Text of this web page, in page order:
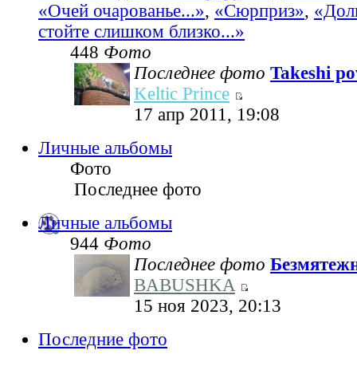
«Очей очарованье...», «Сюрприз»,
стойте слишком близко...»
448 Фото
Последнее фото Takeshi
Keltic Prince
17 апр 2011, 19:08
Личные альбомы
Фото
Последнее фото
Личные альбомы
944 Фото
Последнее фото
BABUSHKA
15 ноя 2023, 20:13
Последние фото